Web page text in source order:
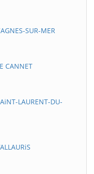
SUR-MER
CANNET
LAURENT-DU-